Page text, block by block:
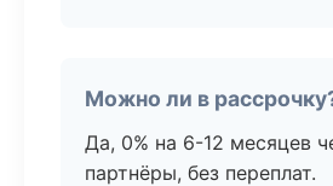
Можно ли в
Да, 0% на 6-12 месяцев
партнёры, без переплат.